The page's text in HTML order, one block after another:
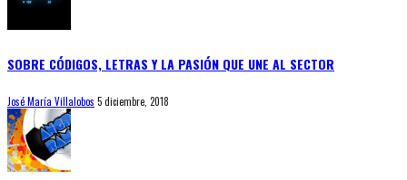
SOBRE CÓDIGOS, LETRAS Y LA PASIÓN QUE UNE AL SECTOR
José María Villalobos 5 diciembre, 2018